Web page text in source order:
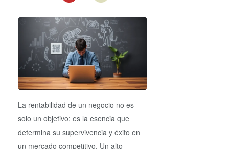
La rentabilidad de un negocio no es
solo un objetivo; es la esencia que
determina su supervivencia y éxito en
un mercado competitivo. Un alto